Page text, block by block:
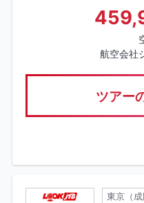
航空会社
ツアー
東京（成